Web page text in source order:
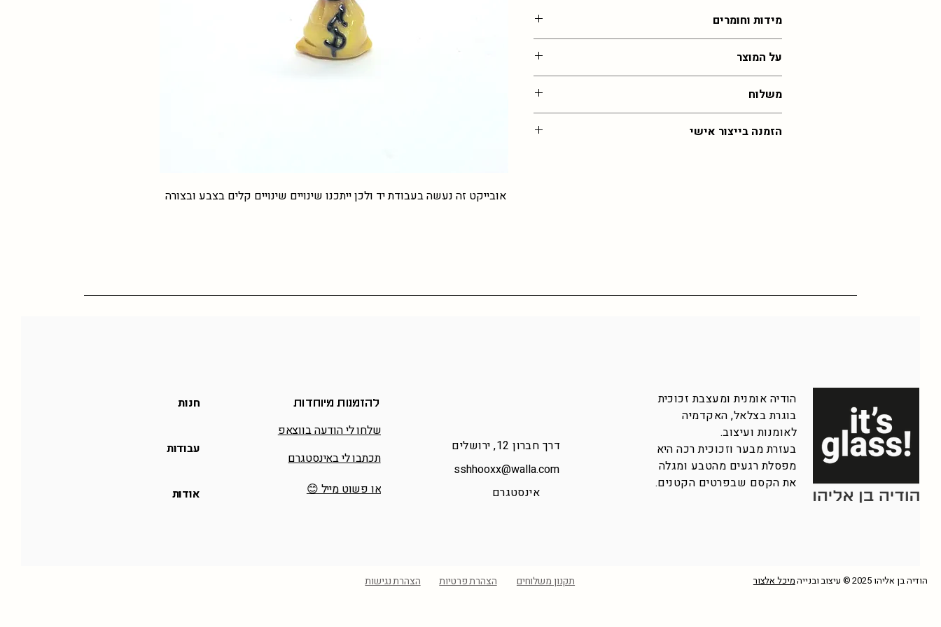
אובייקט זה נעשה בעבודת יד ולכן ייתכנו שינויים שינויים קלים בצבע ובצורה
מידות וחומרים
על המוצר
בתוצאה ומעט במידות שלא מדויקות
משלוח
איסוף מהסטודיו בירושלים בחינם (בתיאום )
הזמנה בייצור אישי
חנות
עבודות
אודות
להזמנות מיוחדות
שלחו לי הודעה בווצאפ
תכתבו לי באינסטגרם
או פשוט מייל 😊
דרך חברון 12, ירושלים
sshhooxx@walla.com
אינסטגרם
הודיה אומנית ומעצבת זכוכית
בוגרת בצלאל, האקדמיה
לאומנות ועיצוב.
בעזרת מבער וזכוכית רכה היא
מפסלת רגעים מהטבע ומגלה
את הקסם שבפרטים הקטנים.
הודיה בן אליהו 2025 © עיצוב ובנייה מיכל אלצור תקנון משלוחים הצהרת פרטיות הצהרת נגישות